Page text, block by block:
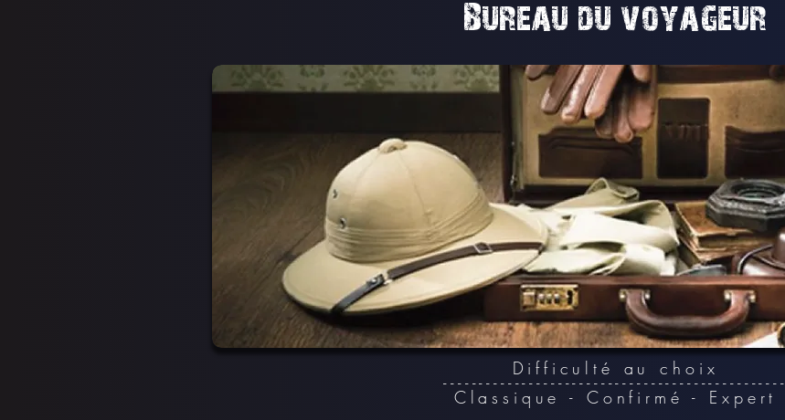
Bureau du voyageur
D ifficulté au choix
------------------------------------------------
Classique - Confirmé - Expert